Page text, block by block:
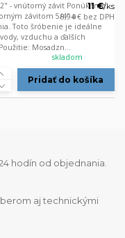
- vnútorný závit Ponúkame
závitom 5/4" a
Toto šróbenie je ideálne
vzduchu a ďalších
Mosadzn...
11 €/ks
8,94 € bez DPH
skladom
Pridať do košíka
hodín od objednania.
aj technickými